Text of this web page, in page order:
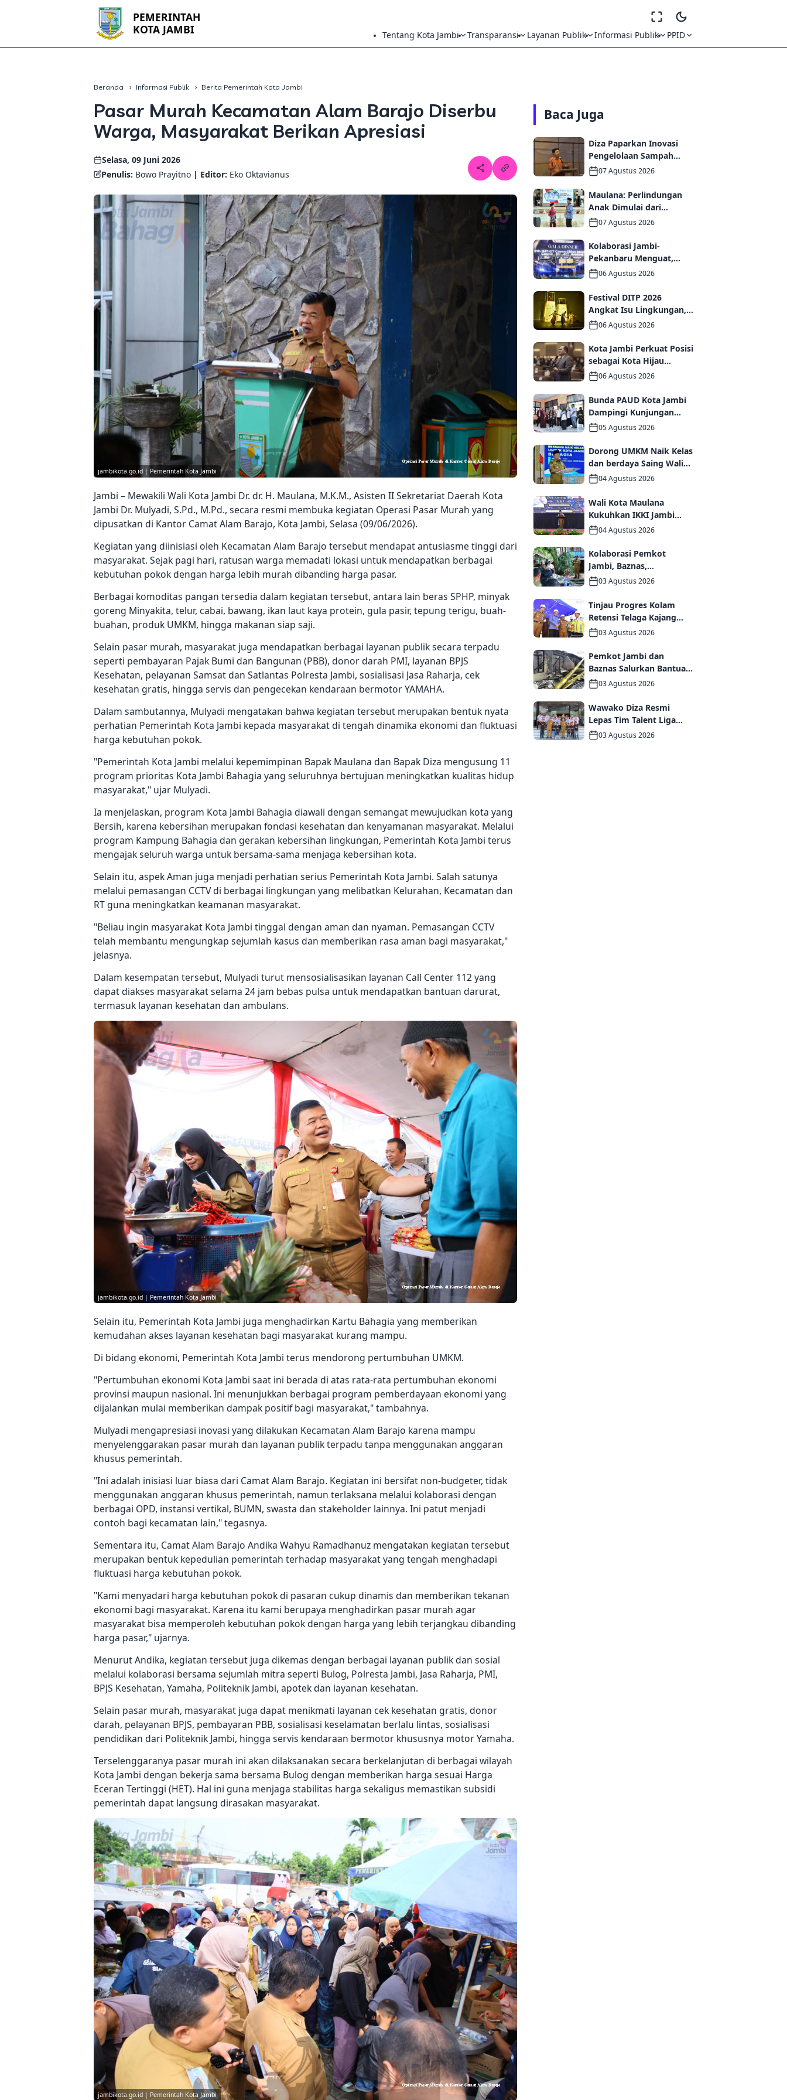
PEMERINTAH
KOTA JAMBI
Tentang Kota Jambi Transparansi Layanan Publik Informasi Publik PPID
Beranda Informasi Publik Berita Pemerintah Kota Jambi
Pasar Murah Kecamatan Alam Barajo Diserbu
Warga, Masyarakat Berikan Apresiasi
Selasa, 09 Juni 2026
Penulis: Bowo Prayitno | Editor: Eko Oktavianus
jambikota.go.id | Pemerintah Kota Jambi
Jambi – Mewakili Wali Kota Jambi Dr. dr. H. Maulana, M.K.M., Asisten II Sekretariat Daerah Kota
Jambi Dr. Mulyadi, S.Pd., M.Pd., secara resmi membuka kegiatan Operasi Pasar Murah yang
dipusatkan di Kantor Camat Alam Barajo, Kota Jambi, Selasa (09/06/2026).
Kegiatan yang diinisiasi oleh Kecamatan Alam Barajo tersebut mendapat antusiasme tinggi dari
masyarakat. Sejak pagi hari, ratusan warga memadati lokasi untuk mendapatkan berbagai
kebutuhan pokok dengan harga lebih murah dibanding harga pasar.
Berbagai komoditas pangan tersedia dalam kegiatan tersebut, antara lain beras SPHP, minyak
goreng Minyakita, telur, cabai, bawang, ikan laut kaya protein, gula pasir, tepung terigu, buah-
buahan, produk UMKM, hingga makanan siap saji.
Selain pasar murah, masyarakat juga mendapatkan berbagai layanan publik secara terpadu
seperti pembayaran Pajak Bumi dan Bangunan (PBB), donor darah PMI, layanan BPJS
Kesehatan, pelayanan Samsat dan Satlantas Polresta Jambi, sosialisasi Jasa Raharja, cek
kesehatan gratis, hingga servis dan pengecekan kendaraan bermotor YAMAHA.
Dalam sambutannya, Mulyadi mengatakan bahwa kegiatan tersebut merupakan bentuk nyata
perhatian Pemerintah Kota Jambi kepada masyarakat di tengah dinamika ekonomi dan fluktuasi
harga kebutuhan pokok.
"Pemerintah Kota Jambi melalui kepemimpinan Bapak Maulana dan Bapak Diza mengusung 11
program prioritas Kota Jambi Bahagia yang seluruhnya bertujuan meningkatkan kualitas hidup
masyarakat," ujar Mulyadi.
Ia menjelaskan, program Kota Jambi Bahagia diawali dengan semangat mewujudkan kota yang
Bersih, karena kebersihan merupakan fondasi kesehatan dan kenyamanan masyarakat. Melalui
program Kampung Bahagia dan gerakan kebersihan lingkungan, Pemerintah Kota Jambi terus
mengajak seluruh warga untuk bersama-sama menjaga kebersihan kota.
Selain itu, aspek Aman juga menjadi perhatian serius Pemerintah Kota Jambi. Salah satunya
melalui pemasangan CCTV di berbagai lingkungan yang melibatkan Kelurahan, Kecamatan dan
RT guna meningkatkan keamanan masyarakat.
"Beliau ingin masyarakat Kota Jambi tinggal dengan aman dan nyaman. Pemasangan CCTV
telah membantu mengungkap sejumlah kasus dan memberikan rasa aman bagi masyarakat,"
jelasnya.
Dalam kesempatan tersebut, Mulyadi turut mensosialisasikan layanan Call Center 112 yang
dapat diakses masyarakat selama 24 jam bebas pulsa untuk mendapatkan bantuan darurat,
termasuk layanan kesehatan dan ambulans.
jambikota.go.id | Pemerintah Kota Jambi
Selain itu, Pemerintah Kota Jambi juga menghadirkan Kartu Bahagia yang memberikan
kemudahan akses layanan kesehatan bagi masyarakat kurang mampu.
Di bidang ekonomi, Pemerintah Kota Jambi terus mendorong pertumbuhan UMKM.
"Pertumbuhan ekonomi Kota Jambi saat ini berada di atas rata-rata pertumbuhan ekonomi
provinsi maupun nasional. Ini menunjukkan berbagai program pemberdayaan ekonomi yang
dijalankan mulai memberikan dampak positif bagi masyarakat," tambahnya.
Mulyadi mengapresiasi inovasi yang dilakukan Kecamatan Alam Barajo karena mampu
menyelenggarakan pasar murah dan layanan publik terpadu tanpa menggunakan anggaran
khusus pemerintah.
"Ini adalah inisiasi luar biasa dari Camat Alam Barajo. Kegiatan ini bersifat non-budgeter, tidak
menggunakan anggaran khusus pemerintah, namun terlaksana melalui kolaborasi dengan
berbagai OPD, instansi vertikal, BUMN, swasta dan stakeholder lainnya. Ini patut menjadi
contoh bagi kecamatan lain," tegasnya.
Sementara itu, Camat Alam Barajo Andika Wahyu Ramadhanuz mengatakan kegiatan tersebut
merupakan bentuk kepedulian pemerintah terhadap masyarakat yang tengah menghadapi
fluktuasi harga kebutuhan pokok.
"Kami menyadari harga kebutuhan pokok di pasaran cukup dinamis dan memberikan tekanan
ekonomi bagi masyarakat. Karena itu kami berupaya menghadirkan pasar murah agar
masyarakat bisa memperoleh kebutuhan pokok dengan harga yang lebih terjangkau dibanding
harga pasar," ujarnya.
Menurut Andika, kegiatan tersebut juga dikemas dengan berbagai layanan publik dan sosial
melalui kolaborasi bersama sejumlah mitra seperti Bulog, Polresta Jambi, Jasa Raharja, PMI,
BPJS Kesehatan, Yamaha, Politeknik Jambi, apotek dan layanan kesehatan.
Selain pasar murah, masyarakat juga dapat menikmati layanan cek kesehatan gratis, donor
darah, pelayanan BPJS, pembayaran PBB, sosialisasi keselamatan berlalu lintas, sosialisasi
pendidikan dari Politeknik Jambi, hingga servis kendaraan bermotor khususnya motor Yamaha.
Terselenggaranya pasar murah ini akan dilaksanakan secara berkelanjutan di berbagai wilayah
Kota Jambi dengan bekerja sama bersama Bulog dengan memberikan harga sesuai Harga
Eceran Tertinggi (HET). Hal ini guna menjaga stabilitas harga sekaligus memastikan subsidi
pemerintah dapat langsung dirasakan masyarakat.
jambikota.go.id | Pemerintah Kota Jambi
Baca Juga
Diza Paparkan Inovasi
Pengelolaan Sampah
Kota Jambi di Forum
UCLG ASPAC, Dorong
Kolaborasi Menuju Kota
Berkelanjutan
07 Agustus 2026
Maulana: Perlindungan
Anak Dimulai dari
Keluarga hingga Ruang
07 Agustus 2026
Kolaborasi Jambi-
Pekanbaru Menguat,
MoU dan PKS
Ditandatangani pada Gala
Dinner GCMC IMT-GT ke-9
Tahun 2026
06 Agustus 2026
Festival DITP 2026
Angkat Isu Lingkungan,
Wawako Diza Apresiasi
06 Agustus 2026
Kota Jambi Perkuat Posisi
sebagai Kota Hijau
Melalui Forum
Internasional IMT-GT
GCMC 2026
06 Agustus 2026
Bunda PAUD Kota Jambi
Dampingi Kunjungan
Kemendikdasmen,
Wujudkan PAUD
Berkualitas dan Generasi
Emas 2045
05 Agustus 2026
Dorong UMKM Naik Kelas
dan berdaya Saing Wali
Kota Maulana kukuhkan
35 kelompok UMKM
Binaan
04 Agustus 2026
Wali Kota Maulana
Kukuhkan IKKI Jambi
Periode 2026–2031,
dan Kolaborasi dalam
Keberagaman
04 Agustus 2026
Kolaborasi Pemkot
Jambi, Baznas,
Pegadaian, dan Lapas
Wujudkan Rumah Layak
Huni bagi Warga Kurang
Mampu
03 Agustus 2026
Tinjau Progres Kolam
Retensi Telaga Kajang
Lako, Wali Kota Maulana
Optimistis Kota Jambi
Semakin Dekat Bebas
Banjir
03 Agustus 2026
Pemkot Jambi dan
Baznas Salurkan Bantuan
Tanggap Darurat bagi
Korban Kebakaran
Asrama Polda Jambi
03 Agustus 2026
Wawako Diza Resmi
Lepas Tim Talent Liga
TopSkor Jambi Menuju
03 Agustus 2026